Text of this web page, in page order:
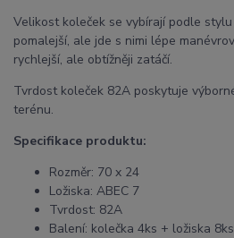
Velikost koleček se vybírají podle
pomalejší, ale jde s nimi lépe
rychlejší, ale obtížněji zatáčí.
Tvrdost koleček 82A poskytuje
terénu.
Specifikace produktu:
Rozměr: 70 x 24
Ložiska: ABEC 7
Tvrdost: 82A
Balení: kolečka 4ks + ložiska 8ks